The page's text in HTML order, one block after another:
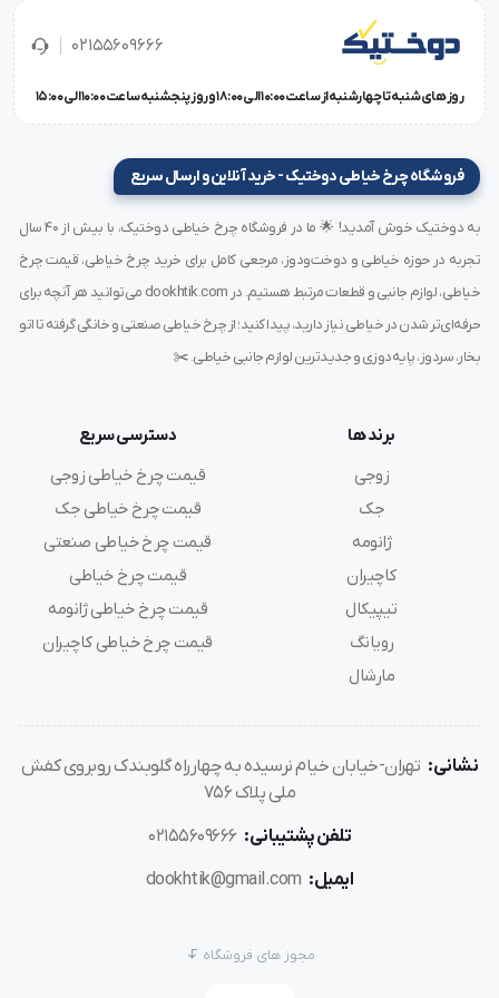
توان مصرفی (W): 800 وات
زنگ هشدار جلوگیری از سوختن پارچه ندارد
ظرفیت مخزن آب: 3.5 لیتر
قابلیت قطع کردن خودکار بخار: دارد
قفل کودک: ندارد
میزان مصرف انرژی: B
نمایشگر: دارد
ولتاژ ورودی برق (V): 220 ولت
چراغ راهنمای ترموستات: دارد
سایر مزایا: قدرت زیاد در پخش بخار / قابلیت اطو کشی هر نوع
پارچه با بخار آب یا بدون بخار / مخزن استیل ضد رسوب و زنگ
سایز خود محصول: 45*35*29
طرح روی بدنه: ندارد
اقلام همراه: کفی نسوز / دفترچه راهنمای فارسی
استانداردها: استانداردCE اروپا , استاندارد جهانی PSE , ایزو
نوع گارانتی: گارانتی شش ماهه طلایی گارانتی شامل همه
سال تولید 2022
02155609666
روز های شنبه تا چهارشنبه از ساعت 10:00 الی 18:00 و روز پنجشنبه ساعت 10:00 الی 15:00
فروشگاه چرخ خیاطی دوختیک - خرید آنلاین و ارسال سریع
به دوختیک خوش آمدید! 🌟 ما در فروشگاه چرخ خیاطی دوختیک، با بیش از ۴۰ سال
تجربه در حوزه خیاطی و دوخت‌ودوز، مرجعی کامل برای خرید چرخ خیاطی، قیمت چرخ
خیاطی، لوازم جانبی و قطعات مرتبط هستیم. در dookhtik.com می‌توانید هر آنچه برای
حرفه‌ای‌تر شدن در خیاطی نیاز دارید، پیدا کنید؛ از چرخ خیاطی صنعتی و خانگی گرفته تا اتو
بخار، سردوز، پایه‌دوزی و جدیدترین لوازم جانبی خیاطی. ✂️
برند ها
زوجی
جک
ژانومه
کاچیران
تیپیکال
رویانگ
مارشال
دسترسی سریع
قیمت چرخ خیاطی زوجی
قیمت چرخ خیاطی جک
قیمت چرخ خیاطی صنعتی
قیمت چرخ خیاطی
قیمت چرخ خیاطی ژانومه
قیمت چرخ خیاطی کاچیران
نشانی: تهران-خیابان خیام نرسیده به چهارراه گلوبندک روبروی کفش
ملی پلاک 756
تلفن پشتیبانی: 02155609666
ایمیل: dookhtik@gmail.com
مجوز های فروشگاه